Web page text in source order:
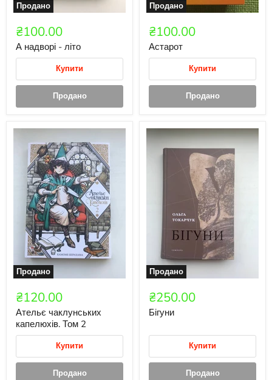
Продано
₴100.00
А надворі - літо
Купити
Продано
Продано
₴100.00
Астарот
Купити
Продано
Продано
₴120.00
Ательє чаклунських
капелюхів. Том 2
Купити
Продано
Продано
₴250.00
Бігуни
Купити
Продано